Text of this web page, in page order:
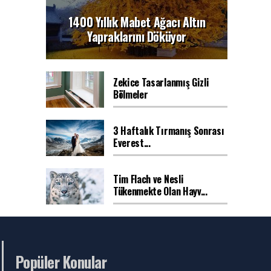
1400 Yıllık Mabet Ağacı Altın
Yapraklarını Döküyor
Zekice Tasarlanmış Gizli
Bölmeler
3 Haftalık Tırmanış Sonrası
Everest...
Tim Flach ve Nesli
Tükenmekte Olan Hayv...
Popüler Konular